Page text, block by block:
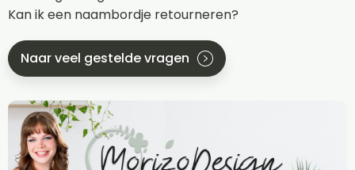
Kan ik een naambordje retourneren?
Naar veel gestelde vragen